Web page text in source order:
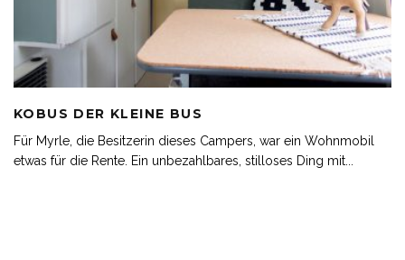
KOBUS DER KLEINE BUS
Für Myrle, die Besitzerin dieses Campers, war ein Wohnmobil
etwas für die Rente. Ein unbezahlbares, stilloses Ding mit